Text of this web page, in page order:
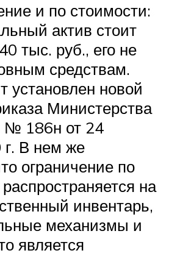
и по стоимости:
актив стоит
тыс. руб., его не
средствам.
новой
Министерства
186н от 24
г. В нем же
ограничение по
на
инвентарь,
механизмы и
является